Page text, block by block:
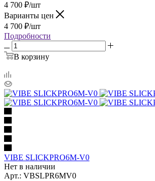
4 700 ₽/шт
Варианты цен
4 700 ₽/шт
Подробности
В корзину
VIBE SLICKPRO6M-V0
Нет в наличии
Арт.: VBSLPR6MV0